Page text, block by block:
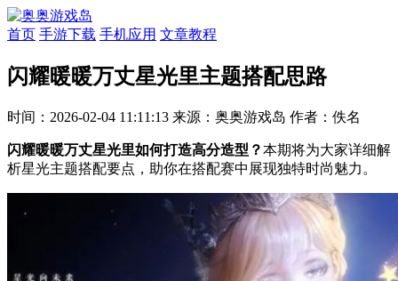
首页 手游下载 手机应用 文章教程
闪耀暖暖万丈星光里主题搭配思路
时间：2026-02-04 11:11:13 来源：奥奥游戏岛 作者：佚名
闪耀暖暖万丈星光里如何打造高分造型？本期将为大家详细解
析星光主题搭配要点，助你在搭配赛中展现独特时尚魅力。